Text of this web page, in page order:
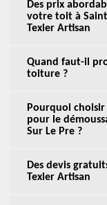
Des prix
votre toit à
Texier Artisan
Quand faut-il
toiture ?
Pourquoi choisir
pour le
Sur Le Pre ?
Des devis
Texier Artisan